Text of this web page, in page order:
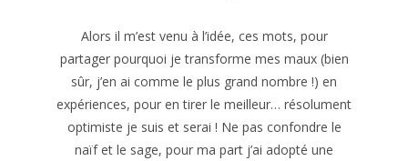
Alors il m’est venu à l’idée, ces mots, pour
partager pourquoi je transforme mes maux (bien
sûr, j’en ai comme le plus grand nombre !) en
expériences, pour en tirer le meilleur… résolument
optimiste je suis et serai ! Ne pas confondre le
naïf et le sage, pour ma part j’ai adopté une